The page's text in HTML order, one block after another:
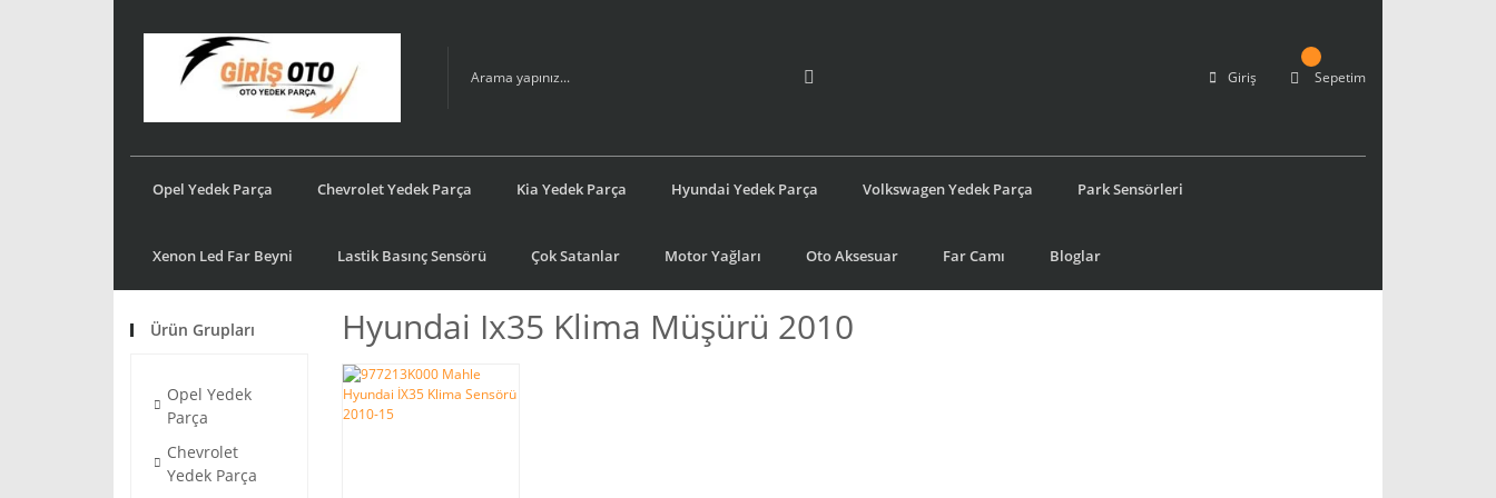
Giriş Sepetim
Opel Yedek Parça Chevrolet Yedek Parça Kia Yedek Parça Hyundai Yedek Parça Volkswagen Yedek Parça Park Sensörleri
Xenon Led Far Beyni Lastik Basınç Sensörü Çok Satanlar Motor Yağları Oto Aksesuar Far Camı Bloglar
Ürün Grupları
Opel Yedek
Parça
Chevrolet
Yedek Parça
Hyundai Ix35 Klima Müşürü 2010